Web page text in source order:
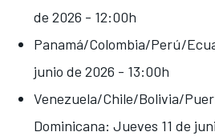
de 2026 - 12:00h
Panamá/Colombia/Perú/
junio de 2026 - 13:00h
Venezuela/Chile/Bolivia/
Dominicana: Jueves 11 de